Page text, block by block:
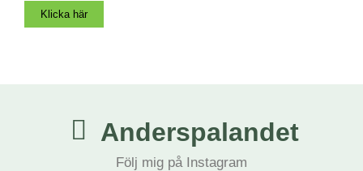
Klicka här
Anderspalandet
Följ mig på Instagram